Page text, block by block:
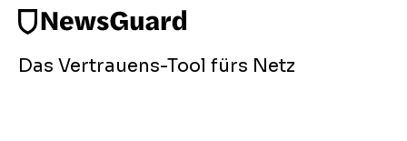
Das Vertrauens-Tool fürs Netz